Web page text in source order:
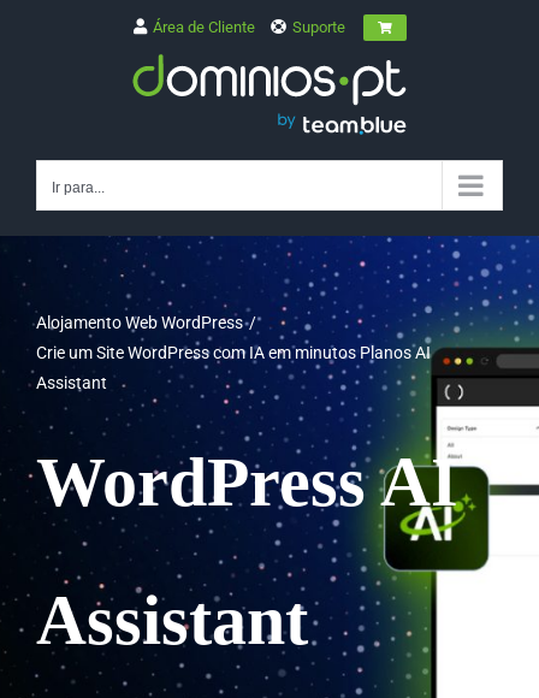
Área de Cliente Suporte
Ir para...
Alojamento Web WordPress
Crie um Site WordPress com IA em minutos Planos AI
Assistant
WordPress AI
Assistant